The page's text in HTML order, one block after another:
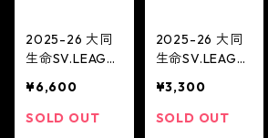
2025-26 大同
生命SV.LEAGU
HIP Finals Tシ
ャツ(大阪ブル
¥6,600
SOLD OUT
2025-26 大同
生命SV.LEAGU
HIP Finals タオ
ルマフラー(大
¥3,300
SOLD OUT